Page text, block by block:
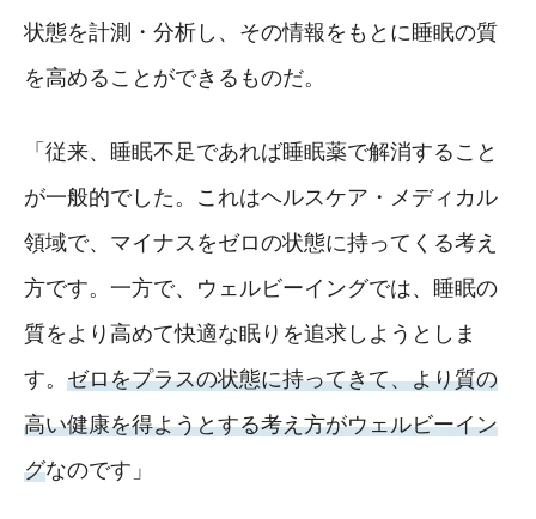
状態を計測・分析し、その情報をもとに睡眠の質
を高めることができるものだ。
「従来、睡眠不足であれば睡眠薬で解消すること
が一般的でした。これはヘルスケア・メディカル
領域で、マイナスをゼロの状態に持ってくる考え
方です。一方で、ウェルビーイングでは、睡眠の
質をより高めて快適な眠りを追求しようとしま
す。 ゼロをプラスの状態に持ってきて、より質の
高い健康を得ようとする考え方がウェルビーイン
グなのです」